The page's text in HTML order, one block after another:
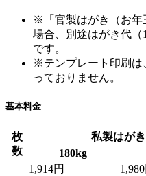
※「官製はがき（お年
場合、別途はがき代
です。
※テンプレート印刷は
っておりません。
基本料金
枚
数
私製はがき
180kg
1,914円